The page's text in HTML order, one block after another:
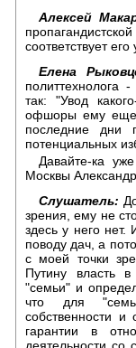
Алексей
соответствует
Елена
политтехнолога
так: "Увод
офшоры ему
последние дни
потенциальных
Давайте-ка
Москвы
Слушатель:
зрения, ему не
здесь у него
поводу дач, а
с моей точки
Путину власть
"семьи" и
что для
собственности и
гарантии в
деятельности со